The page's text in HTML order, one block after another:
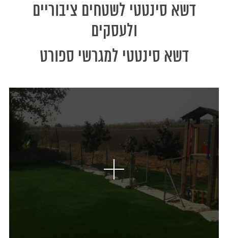
דשא סינטטי לשטחים ציבוריים
ולעסקים
דשא סינטטי למגרשי ספורט